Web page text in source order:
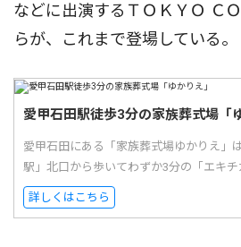
などに出演するＴＯＫＹＯ Ｃ
らが、これまで登場している。
愛甲石田駅徒歩3分の家族葬式場「
愛甲石田にある「家族葬式場ゆかりえ」
駅」北口から歩いてわずか3分の「エキチ
詳しくはこちら